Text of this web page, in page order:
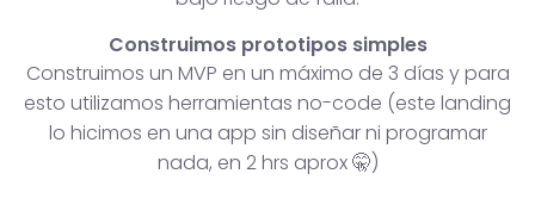
Construimos prototipos simples
Construimos un MVP en un máximo de 3 días y para
esto utilizamos herramientas no-code (este landing
lo hicimos en una app sin diseñar ni programar
nada, en 2 hrs aprox 🤫)